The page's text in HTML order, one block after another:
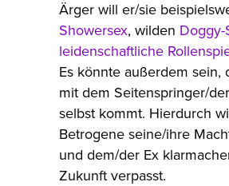
Ärger will er/sie
Showersex, wilden
leidenschaftliche
Es könnte außerdem sein,
mit dem Seitenspringer/
selbst kommt. Hierdurch
Betrogene seine/ihre
und dem/der Ex
Zukunft verpasst.